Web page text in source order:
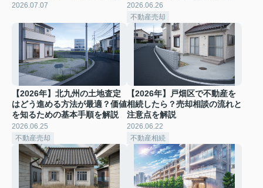
2026.07.07
2026.06.26
不動産売却
【2026年】北九州の土地査定
はどう進める方法が最適？価値
を知るための基本手順を解説
2026.06.25
不動産売却
【2026年】戸畑区で不動産を
相続したら？売却相談の流れと
注意点を解説
2026.06.22
不動産相続